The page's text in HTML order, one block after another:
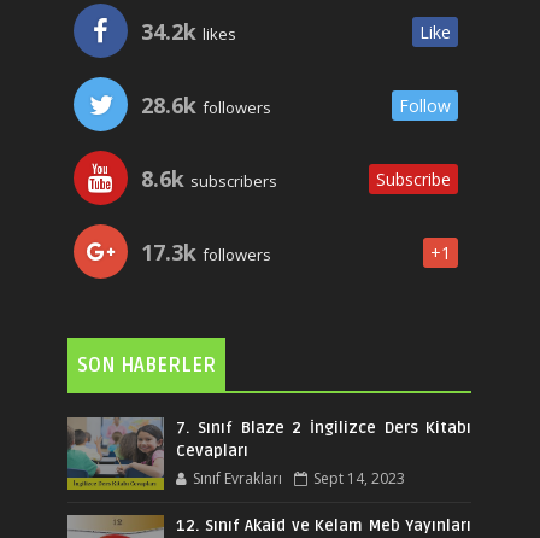
34.2k likes Like
28.6k followers Follow
8.6k subscribers Subscribe
17.3k followers +1
SON HABERLER
7. Sınıf Blaze 2 İngilizce Ders Kitabı
Cevapları
Sınıf Evrakları Sept 14, 2023
12. Sınıf Akaid ve Kelam Meb Yayınları